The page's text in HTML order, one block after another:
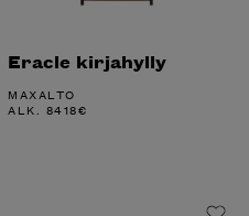
Eracle kirjahylly
MAXALTO
ALK. 8418€